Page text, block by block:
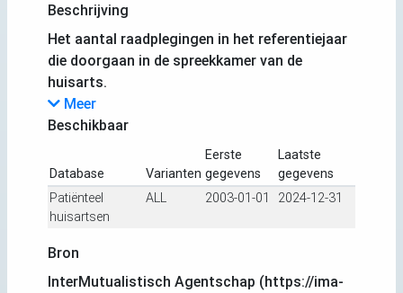
Beschrijving
Het aantal raadplegingen in het referentiejaar
die doorgaan in de spreekkamer van de
huisarts.
Meer
Beschikbaar
Database Varianten
Eerste
gegevens
Laatste
gegevens
Patiënteel
huisartsen
ALL 2003-01-01 2024-12-31
Bron
InterMutualistisch Agentschap (https://ima-